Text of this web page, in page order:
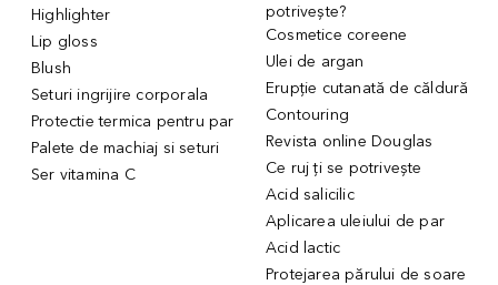
Highlighter
Lip gloss
Blush
Seturi ingrijire corporala
Protectie termica pentru par
Palete de machiaj si seturi
Ser vitamina C
potrivește?
Cosmetice coreene
Ulei de argan
Erupție cutanată de căldură
Contouring
Revista online Douglas
Ce ruj ți se potrivește
Acid salicilic
Aplicarea uleiului de par
Acid lactic
Protejarea părului de soare